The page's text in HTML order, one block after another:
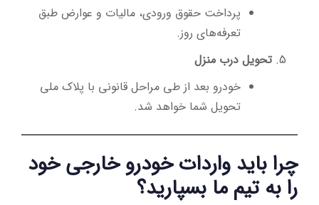
پرداخت حقوق ورودی، مالیات و عوارض طبق
تعرفه‌های روز.
تحویل درب منزل
خودرو بعد از طی مراحل قانونی با پلاک ملی
تحویل شما خواهد شد.
چرا باید واردات خودرو خارجی خود
را به تیم ما بسپارید؟